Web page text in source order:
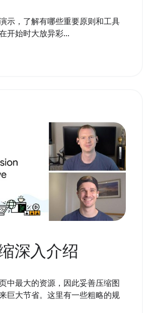
示，了解有哪些重要原则和工具
开始时大放异彩...
深入介绍
中最大的资源，因此妥善压缩图
巨大节省。这里有一些粗略的规